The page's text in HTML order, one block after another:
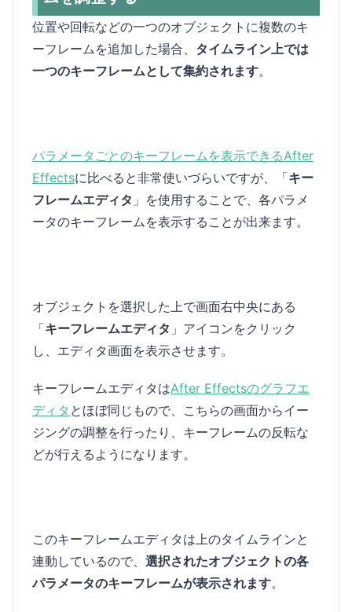
位置や回転などの一つのオブジェクトに複数のキ
ーフレームを追加した場合、 タイムライン上では
一つのキーフレームとして集約されます。
パラメータごとのキーフレームを表示できるAfter
Effectsに比べると非常使いづらいですが、「キー
フレームエディタ 」を使用することで、各パラメ
ータのキーフレームを表示することが出来ます。
オブジェクトを選択した上で画面右中央にある
「キーフレームエディタ 」アイコンをクリック
し、エディタ画面を表示させます。
キーフレームエディタはAfter Effectsのグラフエ
ディタ とほぼ同じもので、こちらの画面からイー
ジングの調整を行ったり、キーフレームの反転な
どが行えるようになります。
このキーフレームエディタは上のタイムラインと
連動しているので、 選択されたオブジェクトの各
パラメータのキーフレームが表示されます。